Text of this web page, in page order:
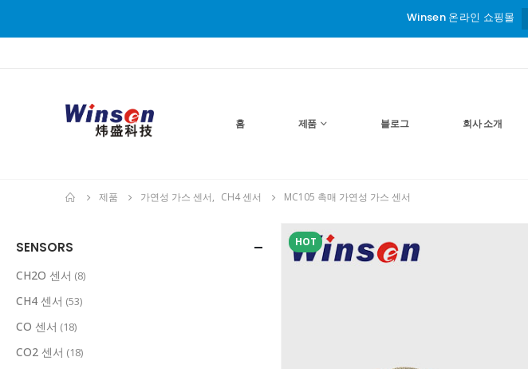
Winsen 온라인 쇼핑몰
홈 제품 블로그 회사 소개
제품 가연성 가스 센서, CH4 센서 MC105 촉매 가연성 가스 센서
HOT
SENSORS
CH2O 센서 (8)
CH4 센서 (53)
CO 센서 (18)
CO2 센서 (18)